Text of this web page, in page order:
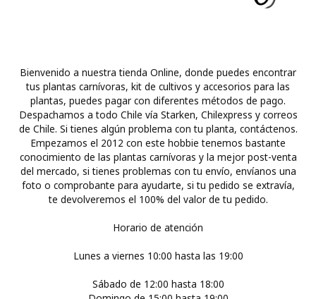
Bienvenido a nuestra tienda Online, donde puedes encontrar
tus plantas carnívoras, kit de cultivos y accesorios para las
plantas, puedes pagar con diferentes métodos de pago.
Despachamos a todo Chile vía Starken, Chilexpress y correos
de Chile. Si tienes algún problema con tu planta, contáctenos.
Empezamos el 2012 con este hobbie tenemos bastante
conocimiento de las plantas carnívoras y la mejor post-venta
del mercado, si tienes problemas con tu envío, envíanos una
foto o comprobante para ayudarte, si tu pedido se extravía,
te devolveremos el 100% del valor de tu pedido.
Horario de atención
Lunes a viernes 10:00 hasta las 19:00
Sábado de 12:00 hasta 18:00